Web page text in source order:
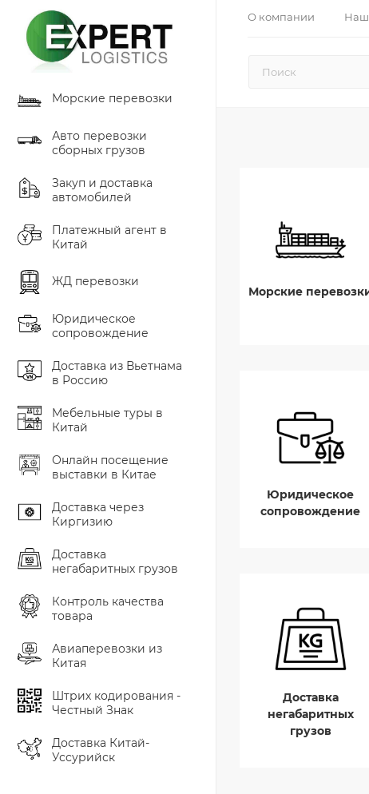
О компании
Морские перевозки
Авто перевозки
сборных грузов
Закуп и доставка
автомобилей
Платежный агент в
Китай
ЖД перевозки
Юридическое
сопровождение
Доставка из Вьетнама
в Россию
Мебельные туры в
Китай
Онлайн посещение
выставки в Китае
Доставка через
Киргизию
Доставка
негабаритных грузов
Контроль качества
товара
Авиаперевозки из
Китая
Штрих кодирования -
Честный Знак
Доставка Китай-
Уссурийск
Морские
Юридическое
сопровождение
Доставка
негабаритных
грузов